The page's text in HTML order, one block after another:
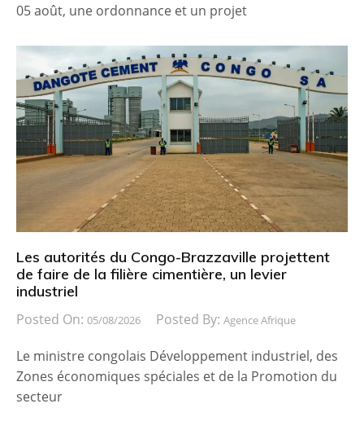
05 août, une ordonnance et un projet
Les autorités du Congo-Brazzaville projettent
de faire de la filière cimentière, un levier
industriel
Posted On: 05/08/2026 Posted By: Agence Afrique
Le ministre congolais Développement industriel, des
Zones économiques spéciales et de la Promotion du
secteur